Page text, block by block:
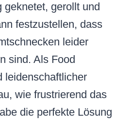
gerollt und
festzustellen, dass
leider
sind. Als Food
leidenschaftlicher
wie frustrierend das
die perfekte Lösung